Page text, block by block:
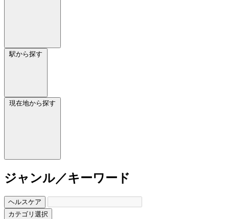
駅から探す
現在地から探す
ジャンル／キーワード
ヘルスケア
カテゴリ選択